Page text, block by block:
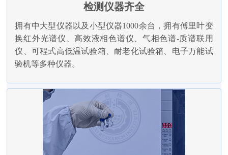
检测仪器齐全
拥有中大型仪器以及小型仪器1000余台，拥有傅里叶变
换红外光谱仪、高效液相色谱仪、气相色谱-质谱联用
仪、可程式高低温试验箱、耐老化试验箱、电子万能试
验机等多种仪器。